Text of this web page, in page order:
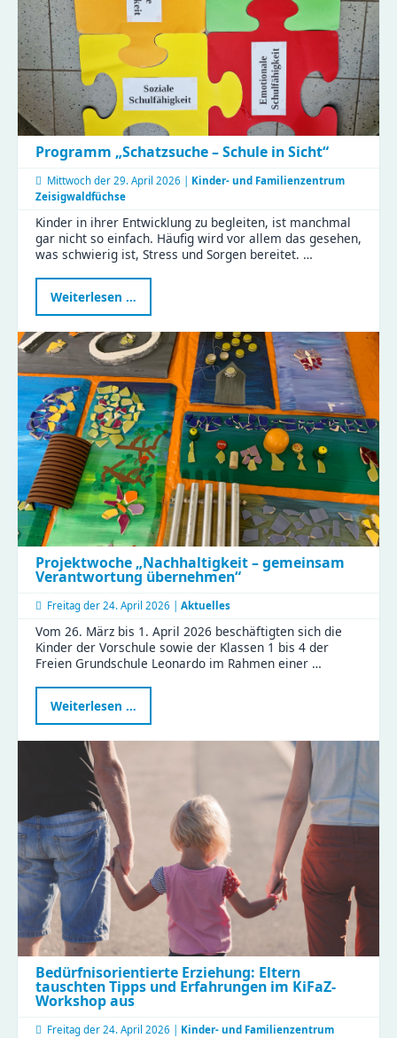
Programm „Schatzsuche – Schule in Sicht“
Mittwoch der 29. April 2026 | Kinder- und Familienzentrum
Zeisigwaldfüchse
Kinder in ihrer Entwicklung zu begleiten, ist manchmal
gar nicht so einfach. Häufig wird vor allem das gesehen,
was schwierig ist, Stress und Sorgen bereitet. …
Weiterlesen …
„Schatzsuche
–
Schule
in
Sicht“
Projektwoche „Nachhaltigkeit – gemeinsam
Verantwortung übernehmen“
Freitag der 24. April 2026 | Aktuelles
Vom 26. März bis 1. April 2026 beschäftigten sich die
Kinder der Vorschule sowie der Klassen 1 bis 4 der
Freien Grundschule Leonardo im Rahmen einer …
Weiterlesen …
„Nachhaltigkeit
–
Bedürfnisorientierte Erziehung: Eltern
tauschten Tipps und Erfahrungen im KiFaZ-
Workshop aus
Freitag der 24. April 2026 | Kinder- und Familienzentrum